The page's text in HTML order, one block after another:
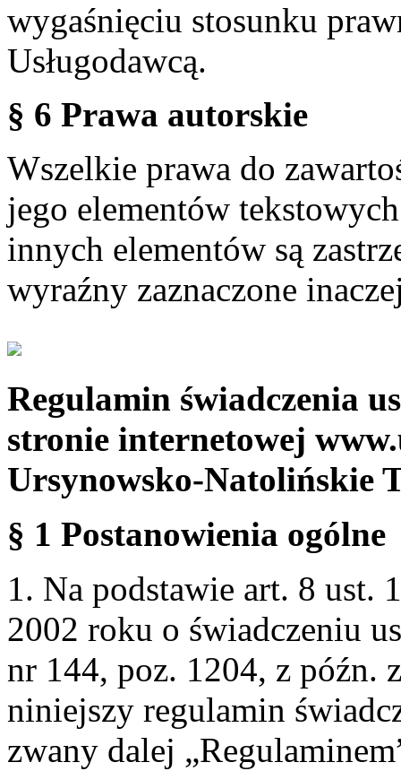
wygaśnięciu stosunku
Usługodawcą.
§ 6 Prawa autorskie
Wszelkie prawa do
jego elementów
innych elementów są
wyraźny zaznaczone
Regulamin świadczenia
stronie internetowej
Ursynowsko-Natolińskie
§ 1 Postanowienia ogólne
1. Na podstawie art. 8 ust.
2002 roku o świadczeniu
nr 144, poz. 1204, z późn.
niniejszy regulamin
zwany dalej